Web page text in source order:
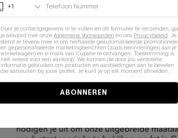
Door je contactgegevens in te vullen en dit formulier te verzenden, ga
je akkoord met onzeAlgemene Voorwaarden en ons Privacybeleid. Je
stemt er tevens mee in om herhaalde geautomatiseerde promotionele
en gepersonaliseerde marketingberichten (zoals herinneringen aan je
winkelwagen) en e-mails van Cupshe te ontvangen. Toestemming is
niet vereist voor een aankoop. We kunnen de door jou verstrekte
informatie gebruiken om producten en aanbiedingen aan te bevelen
die aansluiten bij jouw profiel. Je kunt je op elk moment afmelden.
ABONNEREN